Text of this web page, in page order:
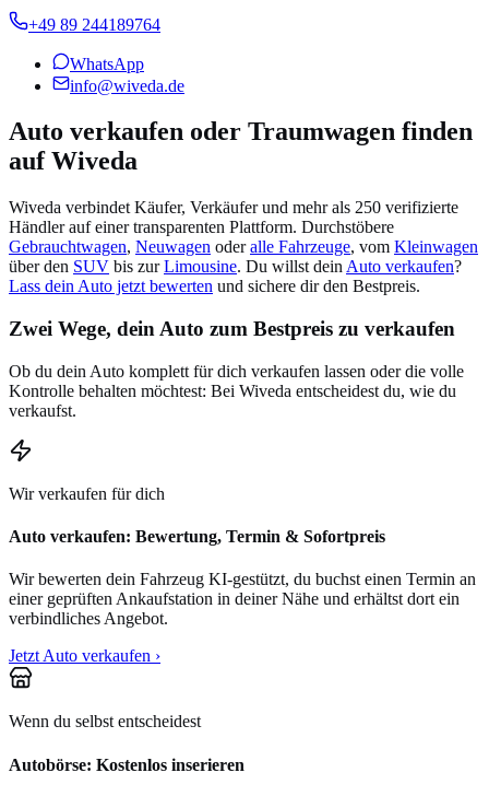
+49 89 244189764
WhatsApp
info@wiveda.de
Auto verkaufen oder Traumwagen finden
auf Wiveda
Wiveda verbindet Käufer, Verkäufer und mehr als 250 verifizierte
Händler auf einer transparenten Plattform. Durchstöbere
Gebrauchtwagen, Neuwagen oderalle Fahrzeuge, vom Kleinwagen
über den SUV bis zurLimousine. Du willst dein Auto verkaufen?
Lass dein Auto jetzt bewerten und sichere dir den Bestpreis.
Zwei Wege, dein Auto zum Bestpreis zu verkaufen
Ob du dein Auto komplett für dich verkaufen lassen oder die volle
Kontrolle behalten möchtest: Bei Wiveda entscheidest du, wie du
verkaufst.
Wir verkaufen für dich
Auto verkaufen: Bewertung, Termin & Sofortpreis
Wir bewerten dein Fahrzeug KI-gestützt, du buchst einen Termin an
einer geprüften Ankaufstation in deiner Nähe und erhältst dort ein
verbindliches Angebot.
Jetzt Auto verkaufen ›
Wenn du selbst entscheidest
Autobörse: Kostenlos inserieren